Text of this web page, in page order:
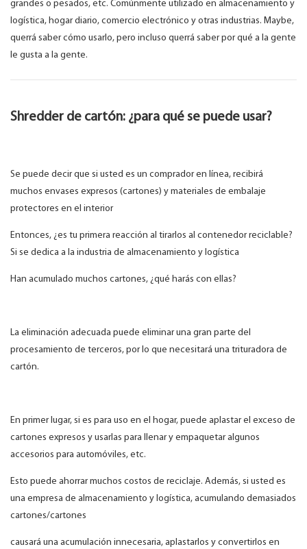
grandes o pesados, etc. Comúnmente utilizado en almacenamiento y
logística, hogar diario, comercio electrónico y otras industrias. Maybe,
querrá saber cómo usarlo, pero incluso querrá saber por qué a la gente
le gusta a la gente.
Shredder de cartón: ¿para qué se puede usar?
Se puede decir que si usted es un comprador en línea, recibirá
muchos envases expresos (cartones) y materiales de embalaje
protectores en el interior
Entonces, ¿es tu primera reacción al tirarlos al contenedor reciclable?
Si se dedica a la industria de almacenamiento y logística
Han acumulado muchos cartones, ¿qué harás con ellas?
La eliminación adecuada puede eliminar una gran parte del
procesamiento de terceros, por lo que necesitará una trituradora de
cartón.
En primer lugar, si es para uso en el hogar, puede aplastar el exceso de
cartones expresos y usarlas para llenar y empaquetar algunos
accesorios para automóviles, etc.
Esto puede ahorrar muchos costos de reciclaje. Además, si usted es
una empresa de almacenamiento y logística, acumulando demasiados
cartones/cartones
causará una acumulación innecesaria, aplastarlos y convertirlos en